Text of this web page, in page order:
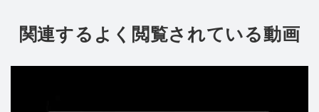
関連するよく閲覧されている動画